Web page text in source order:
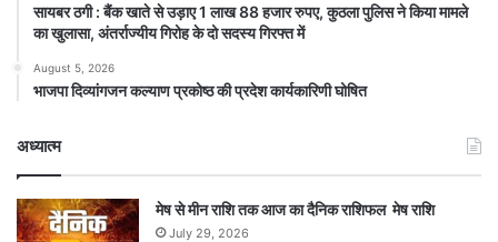
सायबर ठगी : बैंक खाते से उड़ाए 1 लाख 88 हजार रुपए, कुठला पुलिस ने किया मामले
का खुलासा, अंतर्राज्यीय गिरोह के दो सदस्य गिरफ्त में
August 5, 2026
भाजपा दिव्यांगजन कल्याण प्रकोष्ठ की प्रदेश कार्यकारिणी घोषित
अध्यात्म
मेष से मीन राशि तक आज का दैनिक राशिफल मेष राशि
July 29, 2026